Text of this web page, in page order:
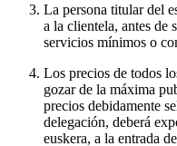
La persona titular del
a la clientela, antes de
servicios mínimos o
Los precios de todos
gozar de la máxima
precios debidamente
delegación, deberá
euskera, a la entrada